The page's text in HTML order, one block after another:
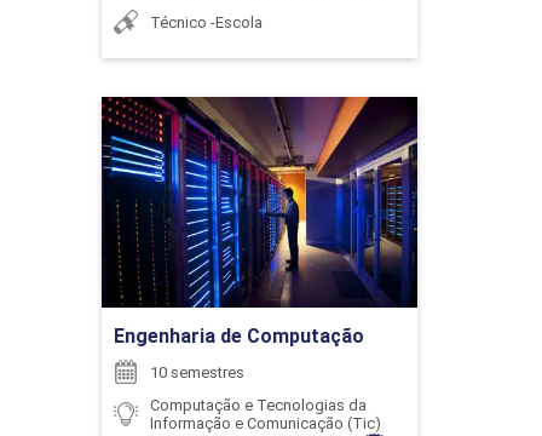
GESTÃO DE PROCESSOS - BPM
96
Técnico -Escola
Engenharia de Computação
10 semestres
Computação e Tecnologias da
Informação e Comunicação (Tic)
Engenharia de Computação
Detalhes do curso
Ir para Inscrição